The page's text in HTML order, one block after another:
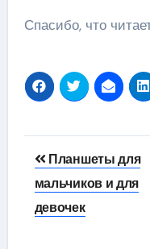
Спасибо, что
Навигация
по
записям
Планшеты для
мальчиков и для
девочек